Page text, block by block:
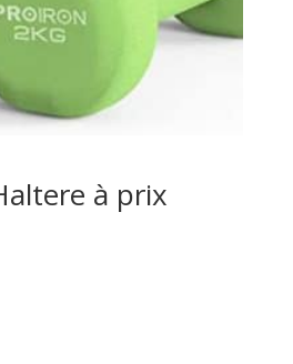
à prix